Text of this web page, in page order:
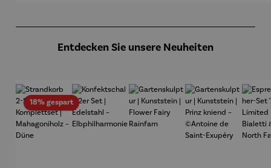
Entdecken Sie unsere Neuheiten
18% gespartRabatt